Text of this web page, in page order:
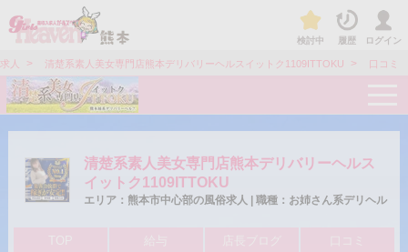
検討中 履歴 ログイン
人 > 清楚系素人美女専門店熊本デリバリーヘルスイットク1109ITTOKU > 口コミ
g
g
v
清楚系素人美女専門店熊本デリバリーヘルス
イットク1109ITTOKU
エリア：熊本市中心部の風俗求人 | 職種：お姉さん系デリヘル